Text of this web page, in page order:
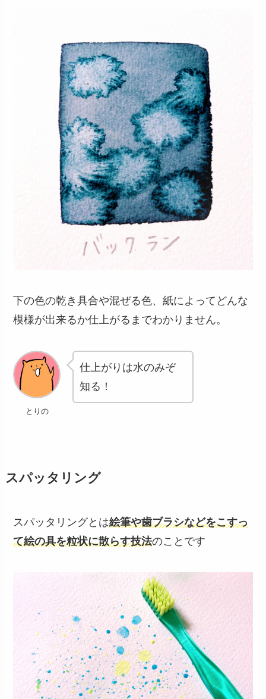
下の色の乾き具合や混ぜる色、紙によってどんな
模様が出来るか仕上がるまでわかりません。
とりの
仕上がりは水のみぞ
知る！
スパッタリング
スパッタリングとは絵筆や歯ブラシなどをこすっ
て絵の具を粒状に散らす技法のことです